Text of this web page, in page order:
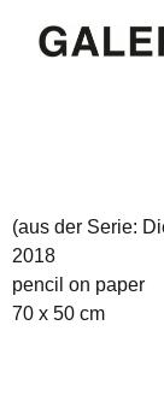
(aus der Serie:
2018
pencil on paper
70 x 50 cm